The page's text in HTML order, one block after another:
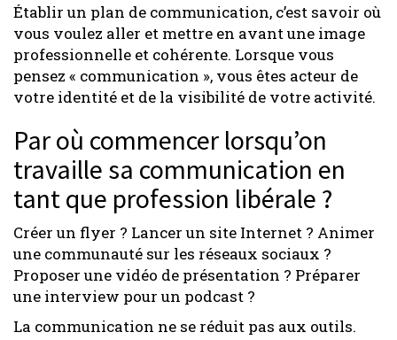
Établir un plan de communication, c’est savoir où
vous voulez aller et mettre en avant une image
professionnelle et cohérente. Lorsque vous
pensez « communication », vous êtes acteur de
votre identité et de la visibilité de votre activité.
Par où commencer lorsqu’on
travaille sa communication en
tant que profession libérale ?
Créer un flyer ? Lancer un site Internet ? Animer
une communauté sur les réseaux sociaux ?
Proposer une vidéo de présentation ? Préparer
une interview pour un podcast ?
La communication ne se réduit pas aux outils.